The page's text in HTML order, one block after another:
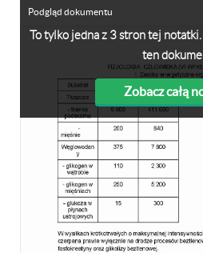
To tylko jedna z 3 stron tej
ten
Zobacz całą
Podgląd dokumentu